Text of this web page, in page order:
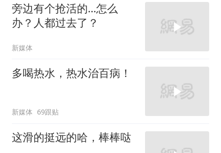
旁边有个抢活的…怎么
办？人都过去了？
新媒体
多喝热水，热水治百病！
新媒体 69跟贴
这滑的挺远的哈，棒棒哒